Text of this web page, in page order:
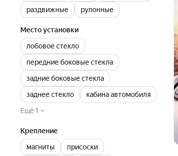
раздвижные
рулонные
Место установки
лобовое стекло
передние боковые стекла
задние боковые стекла
заднее стекло
кабина автомобиля
Ещё 1
Крепление
магниты
присоски